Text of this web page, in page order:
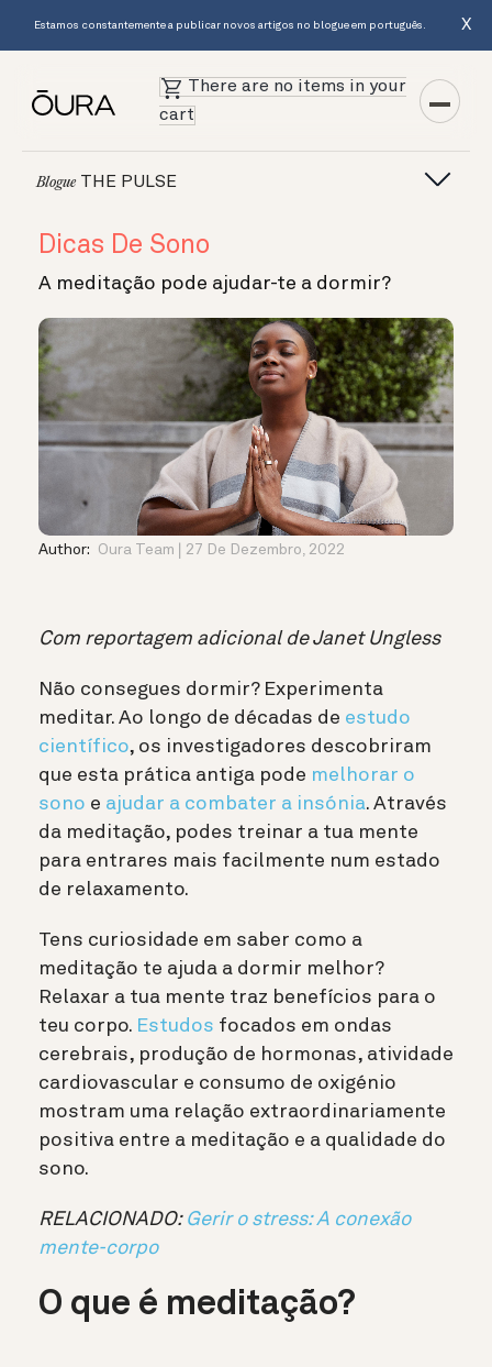
Estamos constantemente a publicar novos artigos no blogue em português. X
There are no items in your
cart
BlogueTHE PULSE
Dicas De Sono
A meditação pode ajudar-te a dormir?
Author: Oura Team 27 De Dezembro, 2022
Com reportagem adicional de Janet Ungless
Não consegues dormir? Experimenta
meditar. Ao longo de décadas de estudo
científico, os investigadores descobriram
que esta prática antiga pode melhorar o
sono e ajudar a combater a insónia. Através
da meditação, podes treinar a tua mente
para entrares mais facilmente num estado
de relaxamento.
Tens curiosidade em saber como a
meditação te ajuda a dormir melhor?
Relaxar a tua mente traz benefícios para o
teu corpo. Estudos focados em ondas
cerebrais, produção de hormonas, atividade
cardiovascular e consumo de oxigénio
mostram uma relação extraordinariamente
positiva entre a meditação e a qualidade do
sono.
RELACIONADO: Gerir o stress: A conexão
mente-corpo
O que é meditação?